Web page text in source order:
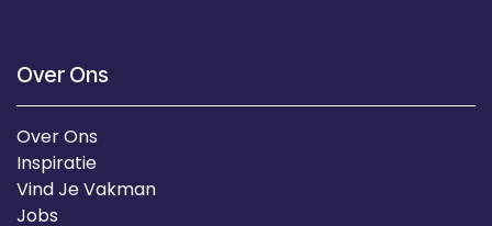
Over Ons
Over Ons
Inspiratie
Vind Je Vakman
Jobs